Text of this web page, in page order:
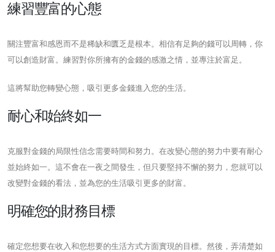
練習豐富的心態
關注豐富和感恩而不是稀缺和匱乏是根本。相信有足夠的錢可以周轉，你
可以創造財富。練習對你所擁有的金錢的感激之情，並專注於富足。
這將幫助您轉變心態，吸引更多金錢進入您的生活。
耐心和始終如一
克服對金錢的局限性信念需要時間和努力。在改變心態的努力中要有耐心
並始終如一。這不會在一夜之間發生，但只要堅持不懈的努力，您就可以
改變對金錢的看法，並為您的生活吸引更多的財富。
明確您的財務目標
確定您想要在收入和您想要的生活方式方面實現的目標。然後，弄清楚如